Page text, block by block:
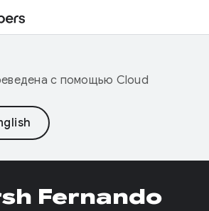
с помощью Cloud
Fernando